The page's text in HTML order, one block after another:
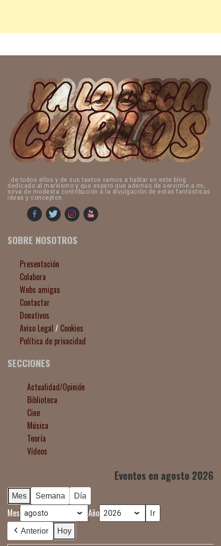
..de todos ellos y de sus textos vamos a hablar en este blog
dedicado al marxismo y que espero que ademas de servirme a mi,
sirva de modesta contribución a la divulgación de estas fantásticas
ideas y conceptos.
SOBRE NOSOTROS
Presentación
Colabora
Webs amigas
Contactar
Donativos
Aviso Legal / Cookies
Política de privacidad
SECCIONES
Actualidad/Opinión
Biblioteca
Cine
Música
Teoría
Vídeos
Eventos en agosto 2026
Mes Semana Día
Mes Año
Anterior Hoy